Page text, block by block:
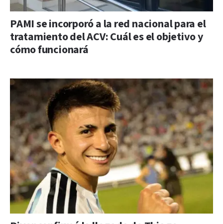
PAMI se incorporó a la red nacional para el
tratamiento del ACV: Cuál es el objetivo y
cómo funcionará